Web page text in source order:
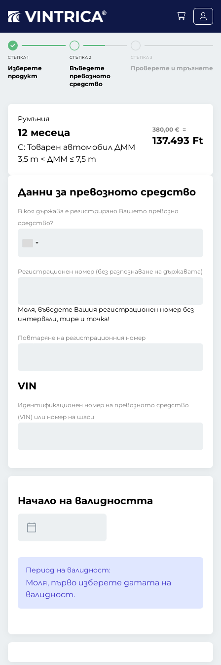
СТЪПКА 1
Изберете
продукт
СТЪПКА 2
Въведете
превозното
средство
СТЪПКА 3
Проверете и тръгнете
Румъния
12 месеца
C: Товарен автомобил ДММ
3,5 т < ДММ ≤ 7,5 т
380,00 € =
137.493 Ft
Данни за превозното средство
В коя държава е регистрирано Вашето превозно
средство?
Регистрационен номер (без разпознаване на държавата)
Моля, въведете Вашия регистрационен номер без
интервали, тире и точка!
Повтаряне на регистрационния номер
VIN
Идентификационен номер на превозното средство
(VIN) или номер на шаси
Начало на валидността
Период на валидност:
Моля, първо изберете датата на
валидност.